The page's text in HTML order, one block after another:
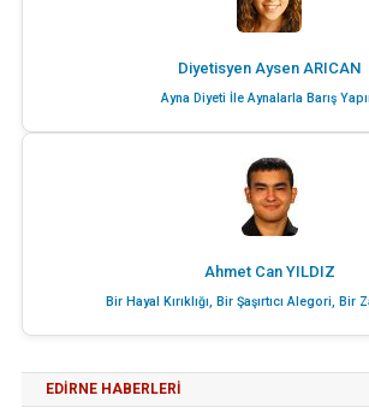
Diyetisyen Aysen ARICAN
Ayna Diyeti İle Aynalarla Barış
Ahmet Can YILDIZ
Bir Hayal Kırıklığı, Bir Şaşırtıcı Alegori, Bir
EDIRNE HABERLERI